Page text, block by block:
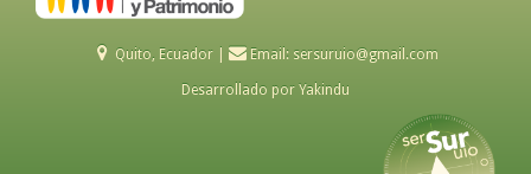
Quito, Ecuador | Email: sersuruio@gmail.com
Desarrollado por Yakindu